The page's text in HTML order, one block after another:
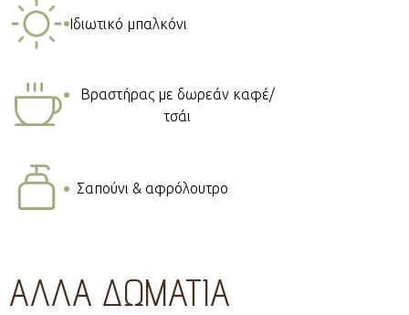
Ιδιωτικό μπαλκόνι
Σαπούνι & αφρόλουτρο
Βραστήρας με δωρεάν καφέ/
τσάι
ΑΛΛΑ ΔΩΜΑΤΙΑ